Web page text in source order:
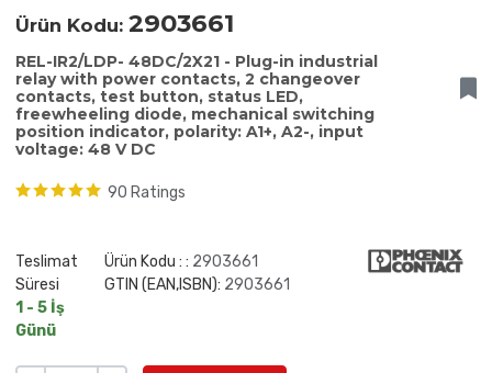
Ürün Kodu: 2903661
REL-IR2/LDP- 48DC/2X21 - Plug-in industrial
relay with power contacts, 2 changeover
contacts, test button, status LED,
freewheeling diode, mechanical switching
position indicator, polarity: A1+, A2-, input
voltage: 48 V DC
90 Ratings
Teslimat
Süresi
1 - 5 İş
Günü
Ürün Kodu : : 2903661
GTIN (EAN,ISBN): 2903661